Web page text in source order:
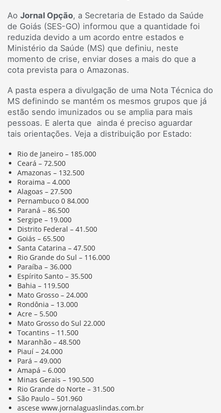
Ao Jornal Opção, a Secretaria de Estado da Saúde
de Goiás (SES-GO) informou que a quantidade foi
reduzida devido a um acordo entre estados e
Ministério da Saúde (MS) que definiu, neste
momento de crise, enviar doses a mais do que a
cota prevista para o Amazonas.
A pasta espera a divulgação de uma Nota Técnica do
MS definindo se mantém os mesmos grupos que já
estão sendo imunizados ou se amplia para mais
pessoas. E alerta que ainda é preciso aguardar
tais orientações. Veja a distribuição por Estado:
Rio de Janeiro – 185.000
Ceará – 72.500
Amazonas – 132.500
Roraima – 4.000
Alagoas – 27.500
Pernambuco 0 84.000
Paraná – 86.500
Sergipe – 19.000
Distrito Federal – 41.500
Goiás – 65.500
Santa Catarina – 47.500
Rio Grande do Sul – 116.000
Paraíba – 36.000
Espírito Santo – 35.500
Bahia – 119.500
Mato Grosso – 24.000
Rondônia – 13.000
Acre – 5.500
Mato Grosso do Sul 22.000
Tocantins – 11.500
Maranhão – 48.500
Piauí – 24.000
Pará – 49.000
Amapá – 6.000
Minas Gerais – 190.500
Rio Grande do Norte – 31.500
São Paulo – 501.960
ascese www.jornalaguaslindas.com.br